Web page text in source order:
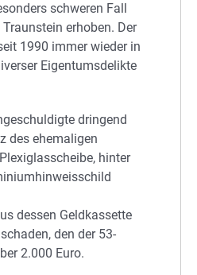
schweren Fall
erhoben. Der
1990 immer wieder in
Eigentumsdelikte
dringend
des ehemaligen
hinter
dessen Geldkassette
den der 53-
2.000 Euro.